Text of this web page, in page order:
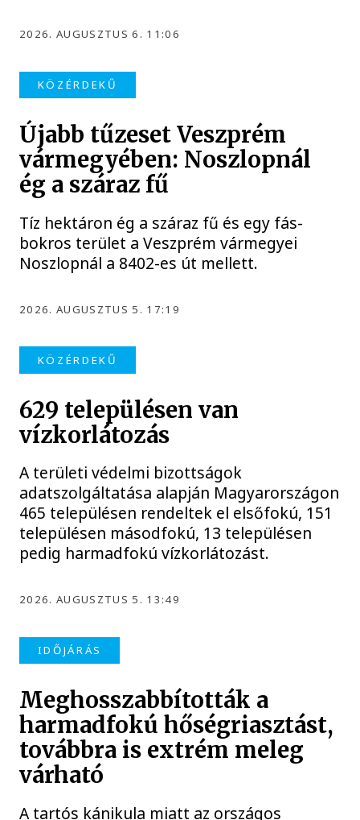
2026. AUGUSZTUS 6. 11:06
KÖZÉRDEKŰ
Újabb tűzeset Veszprém
vármegyében: Noszlopnál
ég a száraz fű
Tíz hektáron ég a száraz fű és egy fás-
bokros terület a Veszprém vármegyei
Noszlopnál a 8402-es út mellett.
2026. AUGUSZTUS 5. 17:19
KÖZÉRDEKŰ
629 településen van
vízkorlátozás
A területi védelmi bizottságok
adatszolgáltatása alapján Magyarországon
465 településen rendeltek el elsőfokú, 151
településen másodfokú, 13 településen
pedig harmadfokú vízkorlátozást.
2026. AUGUSZTUS 5. 13:49
IDŐJÁRÁS
Meghosszabbították a
harmadfokú hőségriasztást,
továbbra is extrém meleg
várható
A tartós kánikula miatt az országos